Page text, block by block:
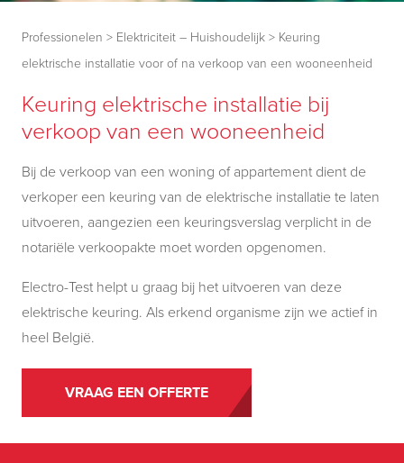
Professionelen > Elektriciteit – Huishoudelijk > Keuring
elektrische installatie voor of na verkoop van een wooneenheid
Keuring elektrische installatie bij
verkoop van een wooneenheid
Bij de verkoop van een woning of appartement dient de
verkoper een keuring van de elektrische installatie te laten
uitvoeren, aangezien een keuringsverslag verplicht in de
notariële verkoopakte moet worden opgenomen.
Electro-Test helpt u graag bij het uitvoeren van deze
elektrische keuring. Als erkend organisme zijn we actief in
heel België.
VRAAG EEN OFFERTE